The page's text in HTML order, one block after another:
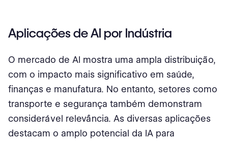
Aplicações de AI por Indústria
O mercado de AI mostra uma ampla distribuição,
com o impacto mais significativo em saúde,
finanças e manufatura. No entanto, setores como
transporte e segurança também demonstram
considerável relevância. As diversas aplicações
destacam o amplo potencial da IA para